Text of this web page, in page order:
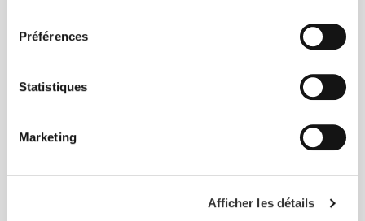
Préférences
Statistiques
Marketing
Afficher les détails
Près du corps